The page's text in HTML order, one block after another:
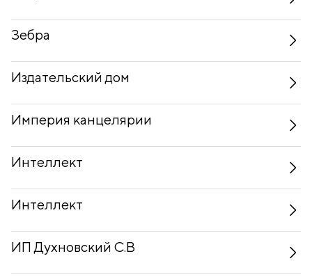
Зебра
Издательский дом
Империя канцелярии
Интеллект
Интеллект
ИП Духновский С.В